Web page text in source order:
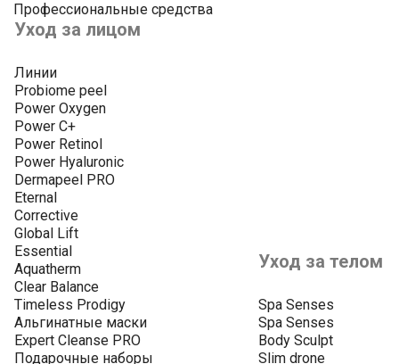
Профессиональные средства
Уход за лицом
Линии
Probiome peel
Power Oxygen
Power C+
Power Retinol
Power Hyaluronic
Dermapeel PRO
Eternal
Corrective
Global Lift
Essential
Aquatherm
Clear Balance
Timeless Prodigy
Альгинатные маски
Expert Cleanse PRO
Подарочные наборы
Уход за телом
Spa Senses
Spa Senses
Body Sculpt
Slim drone